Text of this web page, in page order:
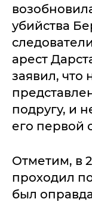
убийства
арест
заявил,
подругу, и
его первой
Отметим, в
проходил
был